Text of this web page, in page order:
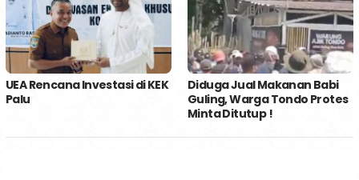
UEA Rencana Investasi di KEK
Palu
Diduga Jual Makanan Babi
Guling, Warga Tondo Protes
Minta Ditutup !